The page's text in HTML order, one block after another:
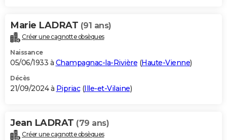
Marie LADRAT (91 ans)
Créer une cagnotte obsèques
Naissance
05/06/1933 à Champagnac-la-Rivière (Haute-Vienne)
Décès
21/09/2024 à Pipriac(Ille-et-Vilaine)
Jean LADRAT (79 ans)
Créer une cagnotte obsèques